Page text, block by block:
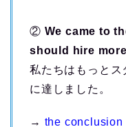
② We came to
should hire
私たちはもっとス
に達しました。
→ the conclusion